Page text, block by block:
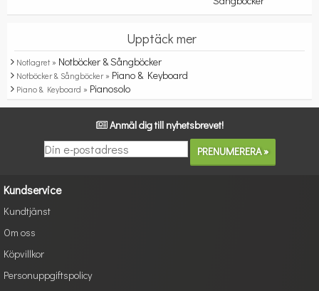
Upptäck mer
Notlagret » Notböcker & Sångböcker
Notböcker & Sångböcker » Piano & Keyboard
Piano & Keyboard » Pianosolo
Anmäl dig till nyhetsbrevet!
Kundservice
Kundtjänst
Om oss
Köpvillkor
Personuppgiftspolicy